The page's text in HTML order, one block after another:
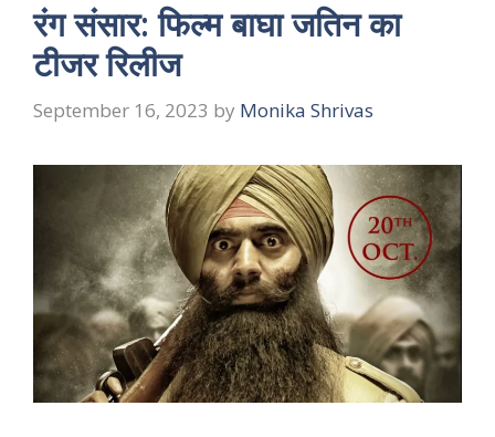
रंग संसार: फिल्म बाघा जतिन का
टीजर रिलीज
September 16, 2023 by Monika Shrivas